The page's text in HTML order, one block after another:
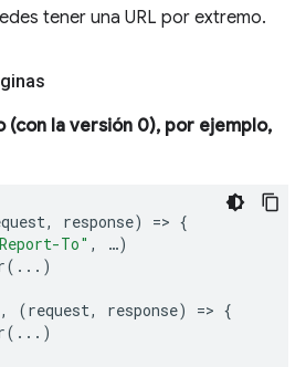
tener una URL por extremo.
(con la versión 0), por ejemplo,
, response) => {
To" , …)
(...)
, (request, response) => {
(...)